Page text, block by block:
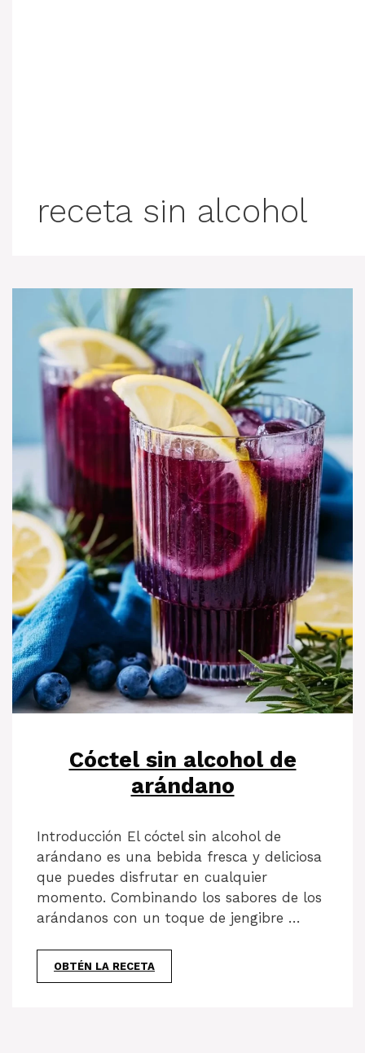
receta sin alcohol
Cóctel sin alcohol de
arándano
Introducción El cóctel sin alcohol de
arándano es una bebida fresca y deliciosa
que puedes disfrutar en cualquier
momento. Combinando los sabores de los
arándanos con un toque de jengibre …
OBTÉN LA RECETA